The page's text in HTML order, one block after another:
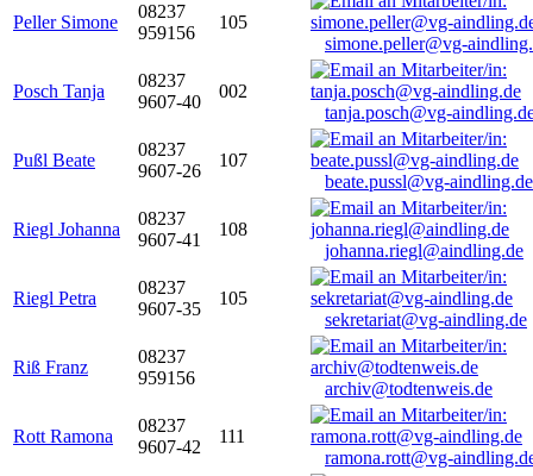
Peller Simone
08237
959156
105
simone.peller@vg-
Posch Tanja
08237
9607-40
002
tanja.posch@vg-
Pußl Beate
08237
9607-26
107
beate.pussl@vg-aindling.de
Riegl Johanna
08237
9607-41
108
johanna.riegl@aindling.de
Riegl Petra
08237
9607-35
105
sekretariat@vg-aindling.de
Riß Franz
08237
959156
archiv@todtenweis.de
Rott Ramona
08237
9607-42
111
ramona.rott@vg-